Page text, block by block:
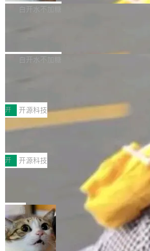
貌。数据显示，微软和 Meta 主要依托充沛
代码、验证结果的 AI 终端工具。 据介绍，
个主 agent 循环，外加一组后台 agent。这
构建流程可以分为四个环节：建图 → 控制难
白开水不加糖
库，并将作为transport接入Mooncake
MPComm将作为一种传输引擎接入
ENT，实现零拷贝传输性能提升30%、非零
传输性能最高提升5倍。UCL-MPComm底层
于自研UCL-Engine通信引擎，后续腾讯网
持续开源更多基于UCL-Engine的高性能通
件。 腾讯网平团队在UCL-MPComm中实现
个独立于业务线程的全局通信引擎（Engine
白开水不加糖
型案例入选名单》，深信服“面向企业研发场
开源 AI 编程平台 CoStrict 应用”凭借卓越的
创新与落地成效成功入选。 全链路私有化部
助力企业AI研发安全落地 当前，越来越多企
经开始引入 AI Coding 工具，通过调用公有
型或企业内部部署模型提升研发效率。但随
Coding 从个人辅助工具逐步走向团队级、
级应用，企业在规模化落地过程中，对安全
可控性和代码质量提出了更高要求。 首先是
安全与合规要求。对于大多数普通研发场景
有云模型能够满足快速试用和效率提升的需
但对于金融、能源、医疗等对数据安全要求
开 开源科技
深信服AI算力网关入选工信部人工智能
前不久，工业和信息化部正式发布《2025年
智能应用典型案例名单》，集中展示人工智
各领域的应用成果，覆盖技术底座、行业赋
产品应用、支撑保障、专题等五大方向。深
AI算力网关（AI创新平台）成功入选！ 随着
各业的Agent走向规模化建设，算力构成形
渐丰富，用户关注的重点也在发生变化：不
让AI用起来，还要进一步看清混合算力时代
Token花在哪里、算力是否被充分利用，以
开 开源科技
Jeff Dean 离开 Google：一个时代的结
束，一个实验室的开始
Google 员工编号 20。MapReduce 作者之
Bigtable 作者之一。TensorFlow 的作者之
Gemini 的架构师。Google 首席科学家。
ean 在 Google 工作了 27 年后，宣布离职
不是一个人走。一同离开的还有 Sanjay
局
🔥 SolonCode v2026.8.4 发布：界面
字体可调、22 种语言、记忆搜索增强
打开终端就能上岗的全中文编码智能体，这